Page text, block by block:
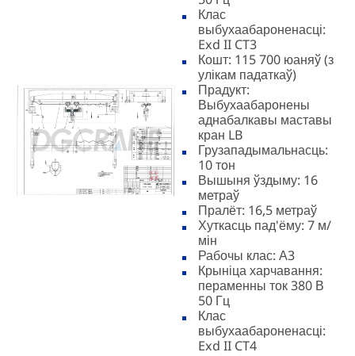
Клас
выбухаабароненасці:
Exd II CT3
Кошт: 115 700 юаняў (з
улікам падаткаў)
Прадукт:
Выбухаабаронены
аднабалкавы маставы
кран LB
Грузападымальнасць:
10 тон
Вышыня ўздыму: 16
метраў
Пралёт: 16,5 метраў
Хуткасць пад'ёму: 7 м/
мін
Рабочы клас: А3
Крыніца харчавання:
пераменны ток 380 В
50 Гц
Клас
выбухаабароненасці:
Exd II CT4